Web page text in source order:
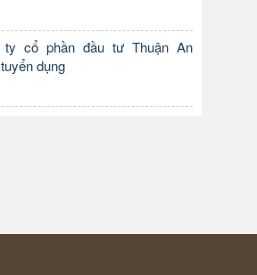
ty cổ phần đầu tư Thuận An
dụng